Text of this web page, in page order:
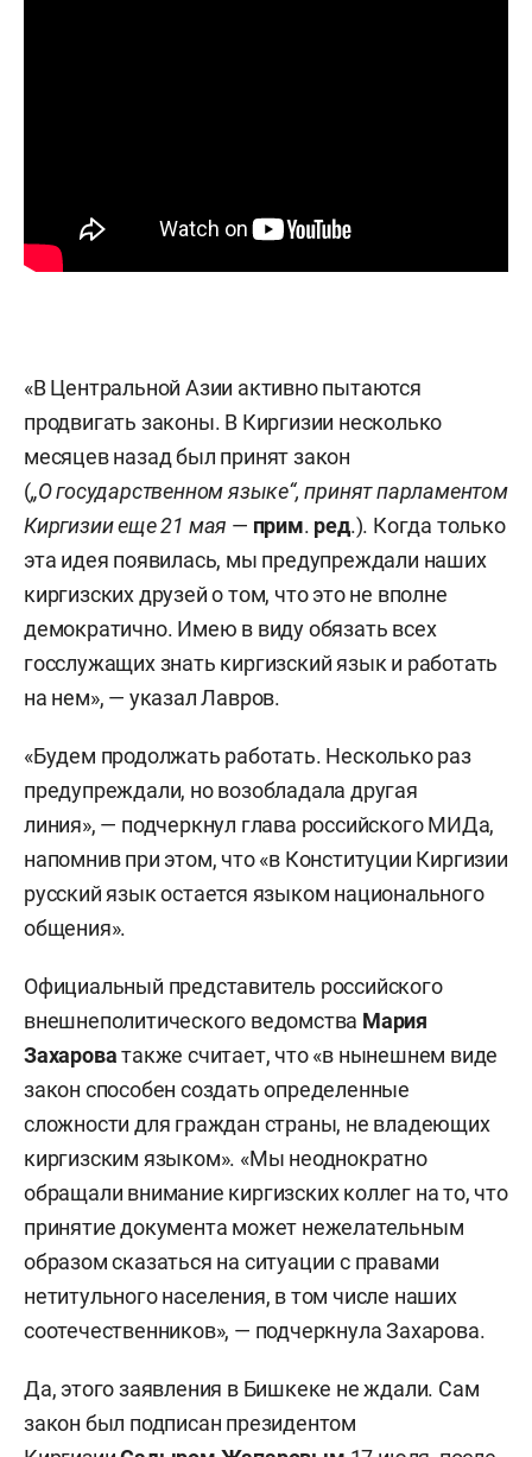
«В Центральной Азии активно пытаются
продвигать законы. В Киргизии несколько
месяцев назад был принят закон
(„О государственном языке“, принят парламентом
Киргизии еще 21 мая — прим. ред.). Когда только
эта идея появилась, мы предупреждали наших
киргизских друзей о том, что это не вполне
демократично. Имею в виду обязать всех
госслужащих знать киргизский язык и работать
на нем», — указал Лавров.
«Будем продолжать работать. Несколько раз
предупреждали, но возобладала другая
линия», — подчеркнул глава российского МИДа,
напомнив при этом, что «в Конституции Киргизии
русский язык остается языком национального
общения».
Официальный представитель российского
внешнеполитического ведомства Мария
Захароватакже считает, что «в нынешнем виде
закон способен создать определенные
сложности для граждан страны, не владеющих
киргизским языком». «Мы неоднократно
обращали внимание киргизских коллег на то, что
принятие документа может нежелательным
образом сказаться на ситуации с правами
нетитульного населения, в том числе наших
соотечественников», — подчеркнула Захарова.
Да, этого заявления в Бишкеке не ждали. Сам
закон был подписан президентом